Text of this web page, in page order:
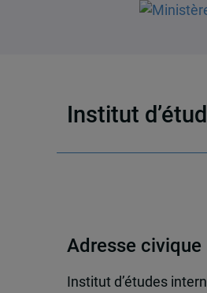
Institut
Adresse civique
Institut d’études